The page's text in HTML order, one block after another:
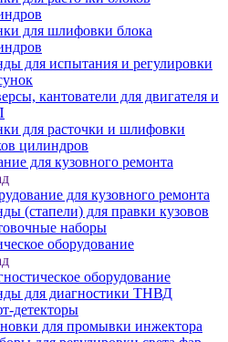
для шлифовки блока
для испытания и регулировки
кантователи для двигателя и
для расточки и шлифовки
цилиндров
для кузовного ремонта
для кузовного ремонта
(стапели) для правки кузовов
наборы
оборудование
оборудование
для диагностики ТНВД
детекторы
для промывки инжектора